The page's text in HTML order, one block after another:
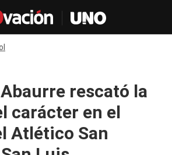
rescató la
carácter en el
Atlético San